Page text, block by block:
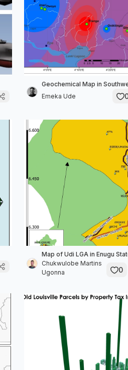
Geochemical Map in
Emeka Ude
Map of Udi LGA in Enugu
Chukwulobe Martins
Ugonna
0